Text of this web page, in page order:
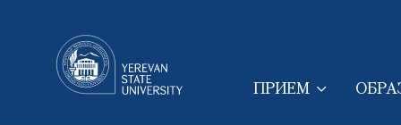
MAIN
ПРИЕМ